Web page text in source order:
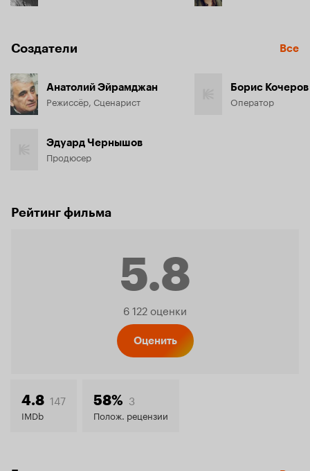
Создатели Все
Анатолий Эйрамджан
Режиссёр, Сценарист
Эдуард Чернышов
Продюсер
Борис Кочеров
Оператор
Рейтинг фильма
5.8
Рейтинг
5.8
6 122 оценки
Оценить
4.8 147
IMDb
58% 3
Полож. рецензии